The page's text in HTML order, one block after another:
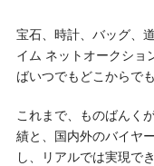
宝石、時計、バッグ、
イム ネットオークショ
ばいつでもどこからで
これまで、ものばんく
績と、国内外のバイヤ
し、リアルでは実現で